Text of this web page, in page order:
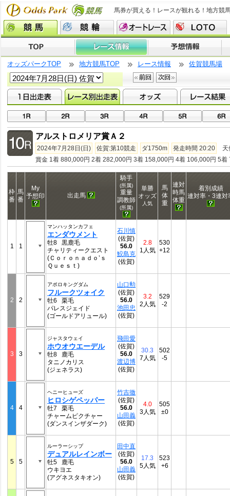
馬券が買える！レースが観れる！地方競
オッズパークTOP 地方競馬TOP レース情報 佐賀競馬場
アルストロメリア賞Ａ２
2024年7月28日(日) 佐賀:第10競走 ダ1750m 発走時間 20:20
天
賞金 1着 880,000円 2着 282,000円 3着 158,000円 4着 106,000円 5着
枠
番
馬
番
My
予想印
出走馬
騎手
(所属)
重量
調教師
(所属)
単勝
オッズ
人気
馬
体
重
連対
時馬
体重
着別成績
連対率・3連対
1 1
マンハッタンカフェ
エンダウメント
牡8 黒鹿毛
チャリティークエスト
(Ｃｏｒｏｎａｄｏ’ｓ
Ｑｕｅｓｔ)
石川慎
(佐賀)
56.0
鮫島克
(佐賀)
2.8
1人気
530
+12
2 2
アポロキングダム
フルークツォイク
牡6 栗毛
パレスジェイド
(ゴールドアリュール)
山口勲
(佐賀)
56.0
池田忠
(佐賀)
3.2
2人気
529
-2
3 3
ジャスタウェイ
ホウオウエーデル
牡8 鹿毛
タニノカリス
(ジェネラス)
飛田愛
(佐賀)
56.0
渡辺博
(佐賀)
30.3
7人気
502
-5
4 4
ヘニーヒューズ
ヒロシゲペッパー
牡7 栗毛
チャームピクチャー
(ダンスインザダーク)
竹吉徹
(佐賀)
56.0
山田義
(佐賀)
4.0
3人気
505
±0
5 5
ルーラーシップ
デュアルレインボー
牡5 鹿毛
ウキヨエ
(アグネスタキオン)
田中直
(佐賀)
56.0
山田義
(佐賀)
17.3
5人気
523
+6